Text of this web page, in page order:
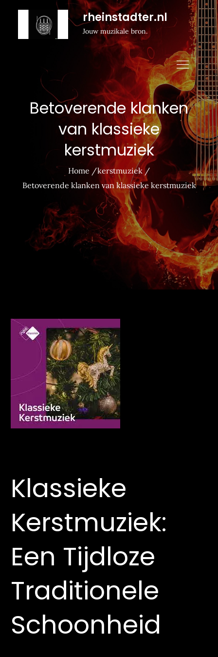
rheinstadter.nl
Jouw muzikale bron.
Betoverende klanken
van klassieke
kerstmuziek
Home
kerstmuziek
Betoverende klanken van klassieke kerstmuziek
Klassieke
Kerstmuziek:
Een Tijdloze
Traditionele
Schoonheid